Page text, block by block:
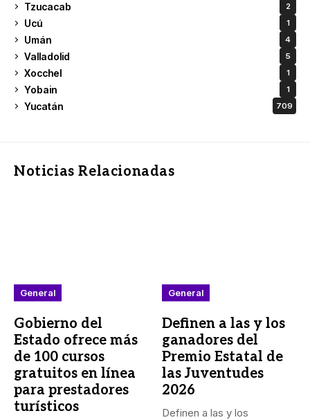
Tzucacab 2
Ucú 1
Umán 4
Valladolid 5
Xocchel 1
Yobain 1
Yucatán 709
Noticias Relacionadas
General
Gobierno del
Estado ofrece más
de 100 cursos
gratuitos en línea
para prestadores
turísticos
General
Definen a las y los
ganadores del
Premio Estatal de
las Juventudes
2026
Definen a las y los